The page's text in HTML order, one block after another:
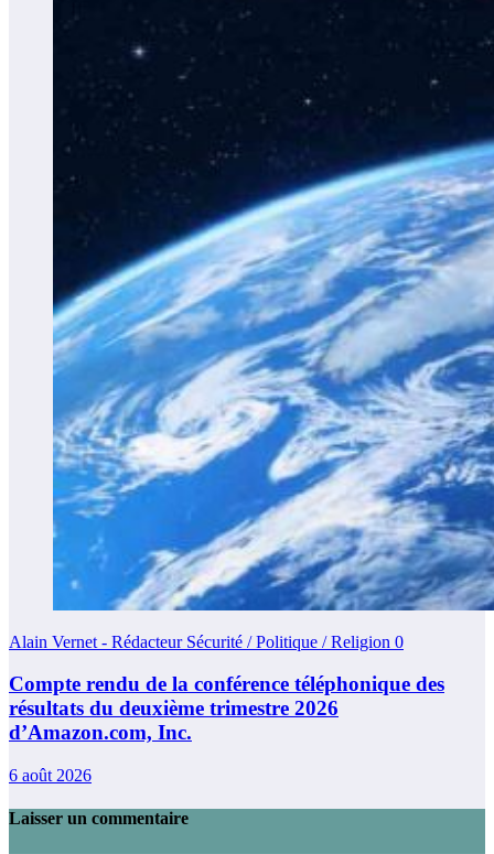
Alain Vernet - Rédacteur Sécurité / Politique / Religion 0
Compte rendu de la conférence téléphonique des
résultats du deuxième trimestre 2026
d’Amazon.com, Inc.
6 août 2026
Laisser un commentaire